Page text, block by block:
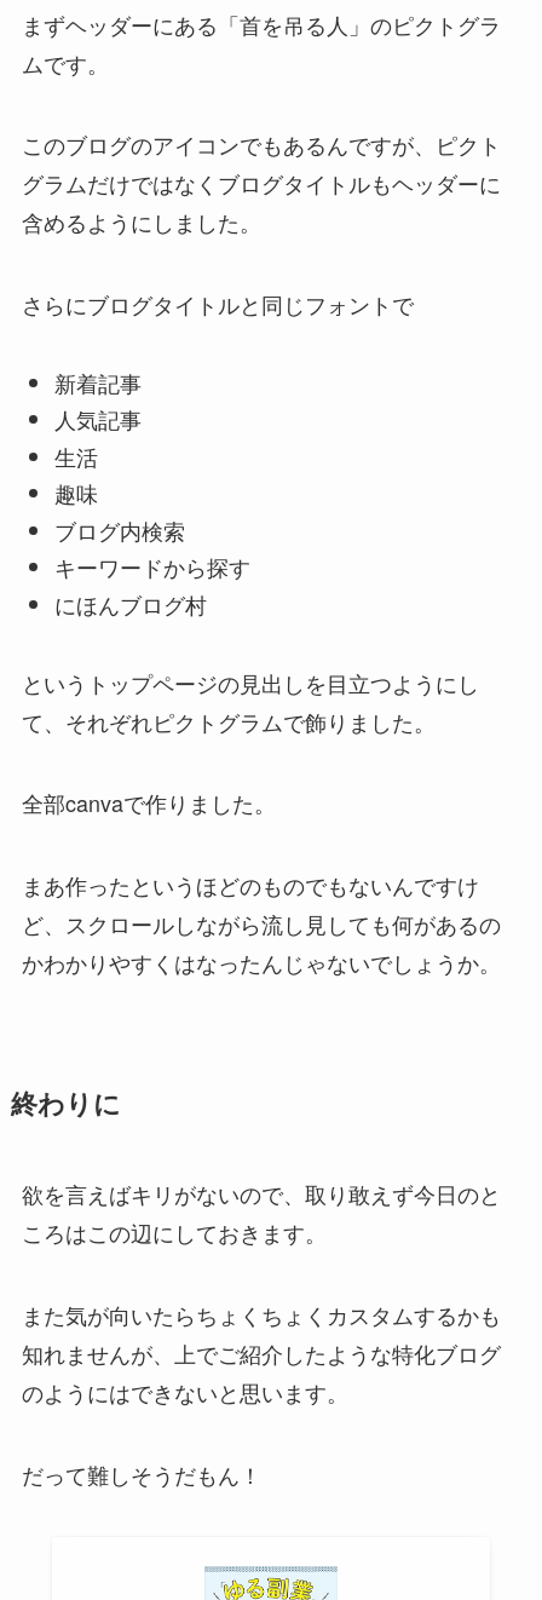
まずヘッダーにある「首を吊る人」のピクトグラ
ムです。
このブログのアイコンでもあるんですが、ピクト
グラムだけではなくブログタイトルもヘッダーに
含めるようにしました。
さらにブログタイトルと同じフォントで
新着記事
人気記事
生活
趣味
ブログ内検索
キーワードから探す
にほんブログ村
というトップページの見出しを目立つようにし
て、それぞれピクトグラムで飾りました。
全部canvaで作りました。
まあ作ったというほどのものでもないんですけ
ど、スクロールしながら流し見しても何があるの
かわかりやすくはなったんじゃないでしょうか。
終わりに
欲を言えばキリがないので、取り敢えず今日のと
ころはこの辺にしておきます。
また気が向いたらちょくちょくカスタムするかも
知れませんが、上でご紹介したような特化ブログ
のようにはできないと思います。
だって難しそうだもん！